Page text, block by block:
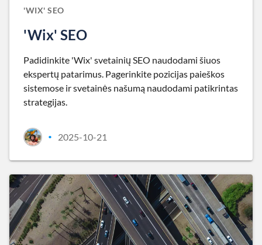
'WIX' SEO
'Wix' SEO
Padidinkite 'Wix' svetainių SEO naudodami šiuos
ekspertų patarimus. Pagerinkite pozicijas paieškos
sistemose ir svetainės našumą naudodami patikrintas
strategijas.
• 2025-10-21